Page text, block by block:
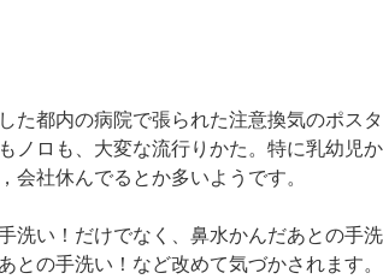
た都内の病院で張られた注意換気のポスタ
ノロも、大変な流行りかた。特に乳幼児
会社休んでるとか多いようです。
洗い！だけでなく、鼻水かんだあとの手
との手洗い！など改めて気づかされます